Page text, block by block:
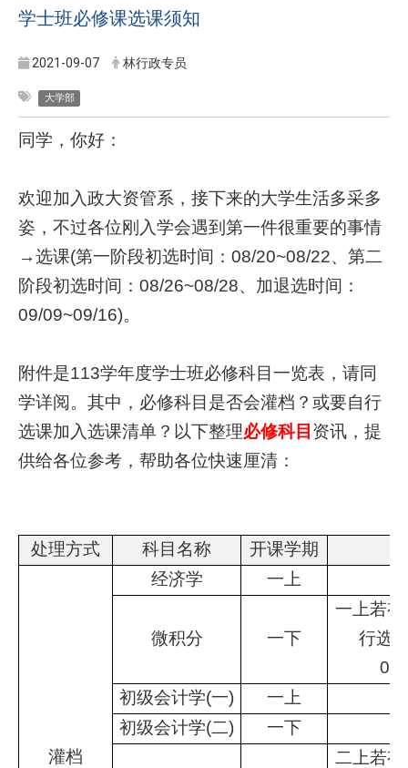
学士班必修课选课须知
2021-09-07 林行政专员
大学部
同学，你好：
欢迎加入政大资管系，接下来的大学生活多采多
姿，不过各位刚入学会遇到第一件很重要的事情
→选课(第一阶段初选时间：08/20~08/22、第二
阶段初选时间：08/26~08/28、加退选时间：
09/09~09/16)。
附件是113学年度学士班必修科目一览表，请同
学详阅。其中，必修科目是否会灌档？或要自行
选课加入选课清单？以下整理必修科目 资讯，提
供给各位参考，帮助各位快速厘清：
处理方式 科目名称 开课学期
灌档
经济学 一上
微积分 一下
一上若
行选
初级会计学(一)
一上
初级会计学(二)
一下
二上若